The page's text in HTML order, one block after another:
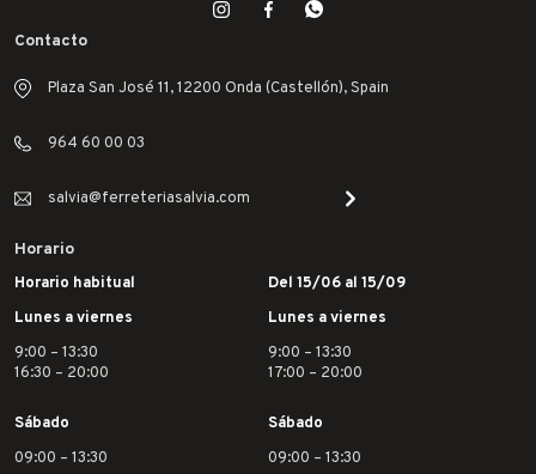
Contacto
Plaza San José 11, 12200 Onda (Castellón), Spain
964 60 00 03
salvia@ferreteriasalvia.com
Horario
Horario habitual
Lunes a viernes
9:00 – 13:30
16:30 – 20:00
Sábado
09:00 – 13:30
Del 15/06 al 15/09
Lunes a viernes
9:00 – 13:30
17:00 – 20:00
Sábado
09:00 – 13:30